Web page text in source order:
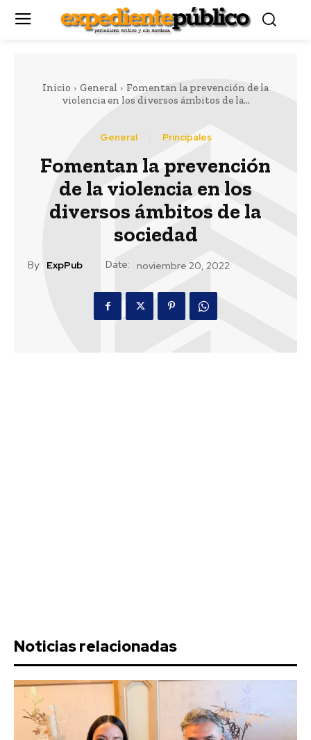
Inicio General
Fomentan la prevención de la
violencia en los diversos ámbitos de la...
General Principales
Fomentan la prevención
de la violencia en los
diversos ámbitos de la
sociedad
By: ExpPub Date: noviembre 20, 2022
Noticias relacionadas